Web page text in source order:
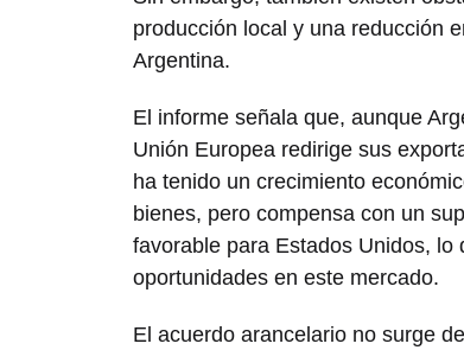
producción local y una reducción
Argentina.
El informe señala que, aunque
Unión Europea redirige sus
ha tenido un crecimiento
bienes, pero compensa con un
favorable para Estados Unidos,
oportunidades en este mercado.
El acuerdo arancelario no surge